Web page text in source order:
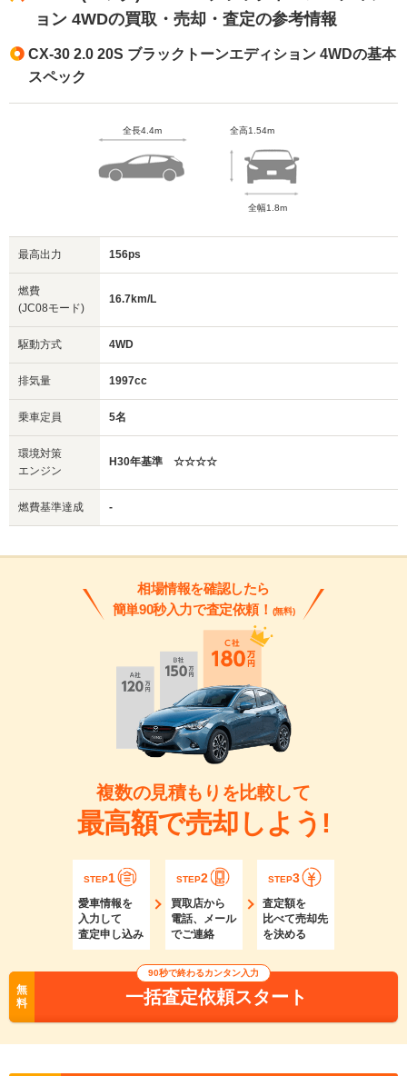
ョン 4WDの買取・売却・査定の参考情報
CX-30 2.0 20S ブラックトーンエディション 4WDの基本
スペック
全長4.4m 全高1.54m
全幅1.8m
最高出力 156ps
燃費
(JC08モード)
16.7km/L
駆動方式 4WD
排気量 1997cc
乗車定員 5名
環境対策
エンジン
H30年基準 ☆☆☆☆
燃費基準達成 -
相場情報を確認したら
簡単90秒入力で査定依頼！ (無料)
複数の見積もりを比較して
最高額で売却しよう!
STEP1
愛車情報を
入力して
査定申し込み
STEP2
買取店から
電話、メール
でご連絡
STEP3
査定額を
比べて売却先
を決める
無
料
90秒で終わるカンタン入力
一括査定依頼スタート